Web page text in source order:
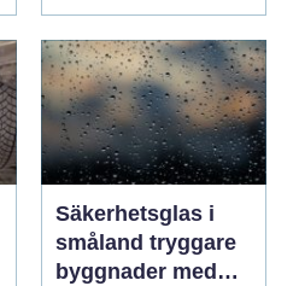
Säkerhetsglas i
småland tryggare
byggnader med